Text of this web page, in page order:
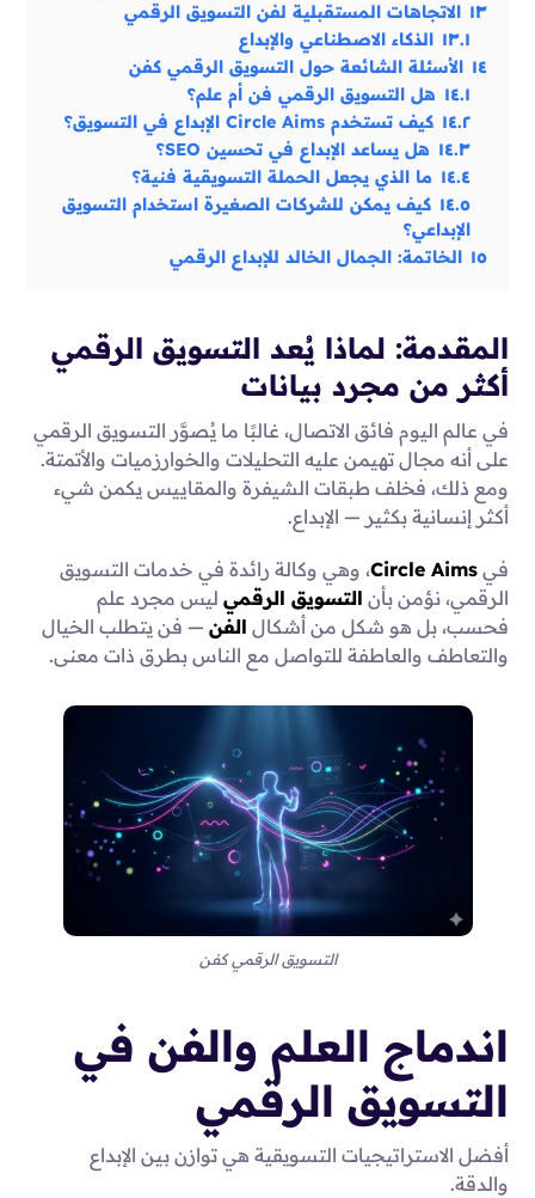
١٣ الاتجاهات المستقبلية لفن التسويق الرقمي
١٣.١ الذكاء الاصطناعي والإبداع
١٤ الأسئلة الشائعة حول التسويق الرقمي كفن
١٤.١ هل التسويق الرقمي فن أم علم؟
١٤.٢ كيف تستخدم Circle Aims الإبداع في التسويق؟
١٤.٣ هل يساعد الإبداع في تحسين SEO؟
١٤.٤ ما الذي يجعل الحملة التسويقية فنية؟
١٤.٥ كيف يمكن للشركات الصغيرة استخدام التسويق
الإبداعي؟
١٥ الخاتمة: الجمال الخالد للإبداع الرقمي
المقدمة: لماذا يُعد التسويق الرقمي
أكثر من مجرد بيانات
في عالم اليوم فائق الاتصال، غالبًا ما يُصوَّر التسويق الرقمي
على أنه مجال تهيمن عليه التحليلات والخوارزميات والأتمتة.
ومع ذلك، فخلف طبقات الشيفرة والمقاييس يكمن شيء
أكثر إنسانية بكثير — الإبداع.
فيCircle Aims، وهي وكالة رائدة في خدمات التسويق
الرقمي، نؤمن بأن التسويق الرقمي ليس مجرد علم
فحسب، بل هو شكل من أشكال الفن — فن يتطلب الخيال
والتعاطف والعاطفة للتواصل مع الناس بطرق ذات معنى.
التسويق الرقمي كفن
اندماج العلم والفن في
التسويق الرقمي
أفضل الاستراتيجيات التسويقية هي توازن بين الإبداع
والدقة.